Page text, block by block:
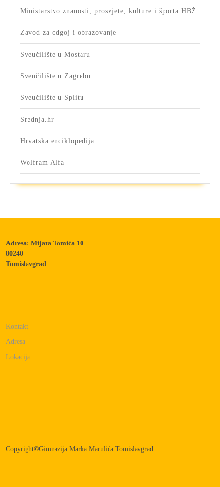
Ministarstvo znanosti, prosvjete, kulture i športa HBŽ
Zavod za odgoj i obrazovanje
Sveučilište u Mostaru
Sveučilište u Zagrebu
Sveučilište u Splitu
Srednja.hr
Hrvatska enciklopedija
Wolfram Alfa
Adresa: Mijata Tomića 10
80240
Tomislavgrad
Kontakt
Adresa
Lokacija
Copyright©Gimnazija Marka Marulića Tomislavgrad